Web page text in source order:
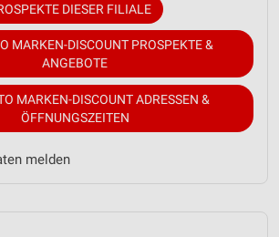
DIESER FILIALE
MARKEN-DISCOUNT PROSPEKTE &
ANGEBOTE
MARKEN-DISCOUNT ADRESSEN &
ÖFFNUNGSZEITEN
melden